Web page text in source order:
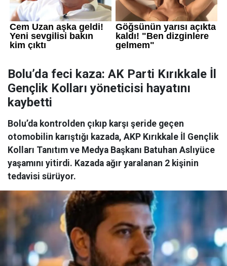
Bolu’da feci kaza: AK Parti Kırıkkale İl
Gençlik Kolları yöneticisi hayatını
kaybetti
Bolu’da kontrolden çıkıp karşı şeride geçen
otomobilin karıştığı kazada, AKP Kırıkkale İl Gençlik
Kolları Tanıtım ve Medya Başkanı Batuhan Aslıyüce
yaşamını yitirdi. Kazada ağır yaralanan 2 kişinin
tedavisi sürüyor.